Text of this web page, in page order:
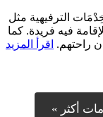
الترفيهية مثل
فيه فريدة. كما
راحتهم. اقرأ المزيد
أكثر »